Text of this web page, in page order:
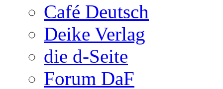
Café Deutsch
Deike Verlag
die d-Seite
Forum DaF